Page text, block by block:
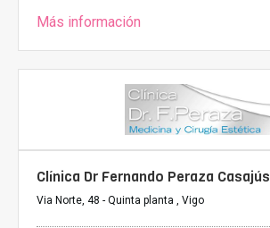
Más información
Clínica Dr Fernando Peraza Casajús
Via Norte, 48 - Quinta planta , Vigo